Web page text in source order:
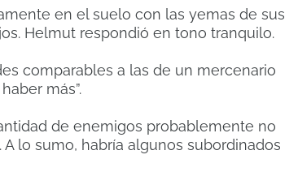
en el suelo con las yemas de sus
Helmut respondió en tono tranquilo.
comparables a las de un mercenario
más”.
de enemigos probablemente no
lo sumo, habría algunos subordinados